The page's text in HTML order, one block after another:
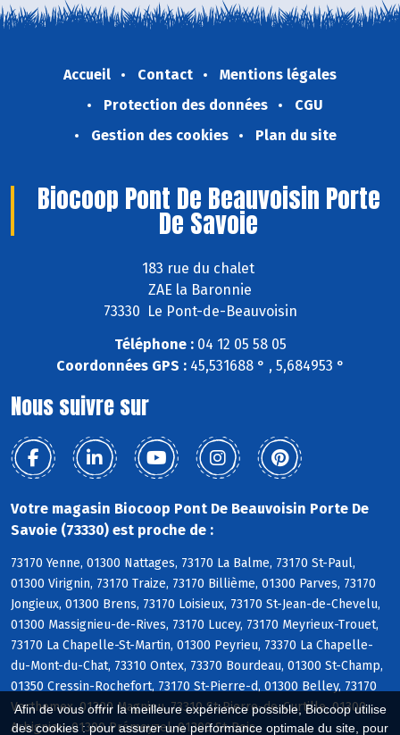
Afin de vous offrir la meilleure expérience possible, Biocoop utilise
des cookies : pour assurer une performance optimale du site, pour
Accueil Contact
Mentions légales
Protection des données
CGU
Gestion des cookies
Plan du site
Biocoop Pont De Beauvoisin Porte
De Savoie
183 rue du chalet
ZAE la Baronnie
73330 Le Pont-de-Beauvoisin
Téléphone :04 12 05 58 05
Coordonnées GPS :45,531688 ° , 5,684953 °
Nous suivre sur
Votre magasin Biocoop Pont De Beauvoisin Porte De
Savoie (73330) est proche de :
73170 Yenne, 01300 Nattages, 73170 La Balme, 73170 St-Paul,
01300 Virignin, 73170 Traize, 73170 Billième, 01300 Parves, 73170
Jongieux, 01300 Brens, 73170 Loisieux, 73170 St-Jean-de-Chevelu,
01300 Massignieu-de-Rives, 73170 Lucey, 73170 Meyrieux-Trouet,
73170 La Chapelle-St-Martin, 01300 Peyrieu, 73370 La Chapelle-
du-Mont-du-Chat, 73310 Ontex, 73370 Bourdeau, 01300 St-Champ,
01350 Cressin-Rochefort, 73170 St-Pierre-d, 01300 Belley, 73170
Verthemex, 01300 Magnieu, 73310 St-Pierre-de-Curtille, 01300
Arbignieu, 01300 Prémeyzel, 01300 St-Bois